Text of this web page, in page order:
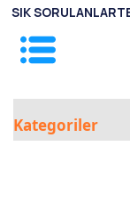
Kategoriler
SIK SORULANLAR